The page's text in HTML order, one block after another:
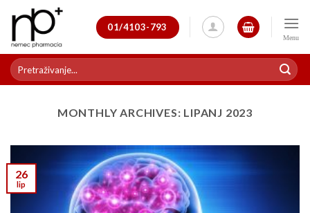
content
01/4103-793
Pretraži:
MONTHLY ARCHIVES: LIPANJ 2023
26
lip